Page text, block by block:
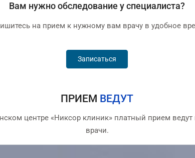
Вам нужно обследование у специалиста?
на прием к нужному вам врачу в удобное
Записаться
ПРИЕМ ВЕДУТ
центре «Никсор клиник» платный прием
врачи.